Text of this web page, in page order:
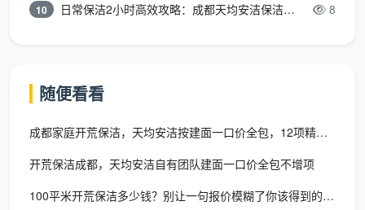
空调新风滤网简易拆卸除尘
把这12项作为衡量
子。任何一家公司报完价，你都可以追问一句：“你们这
个价格，包含窗框轨道清洁吗？包含衣柜内部吸尘吗？
量就一目了然。
10 日常保洁2小时高效攻略：成都天均安洁保洁专业时间管理方案 8
随便看看
成都家庭开荒保洁，天均安洁按建面一口价全包，12项精保洁不增
开荒保洁成都，天均安洁自有团队建面一口价全包不增项
100平米开荒保洁多少钱？别让一句报价模糊了你该得到的服务